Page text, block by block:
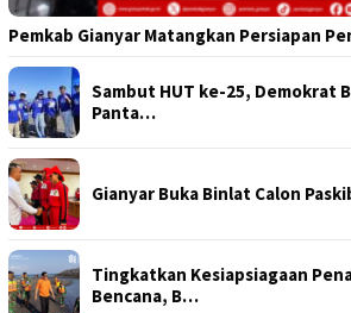
Pemkab Gianyar Matangkan Persiapan
Sambut HUT ke-25, Demokrat
Panta…
Gianyar Buka Binlat Calon
Tingkatkan Kesiapsiagaan
Bencana, B…